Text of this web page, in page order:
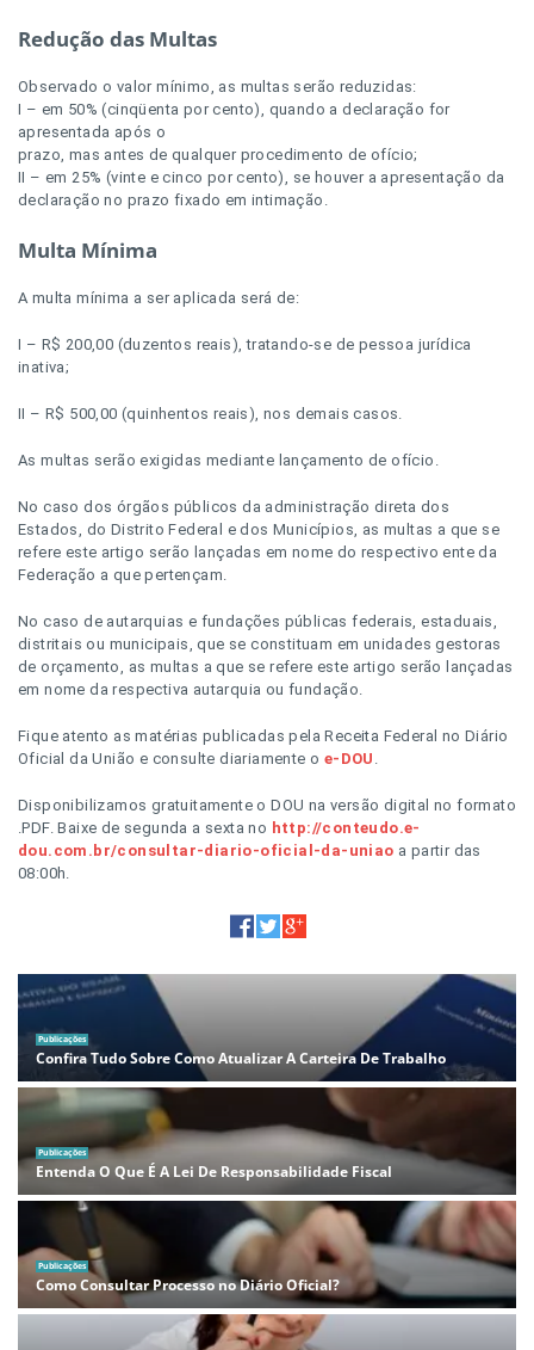
Redução das Multas
Observado o valor mínimo, as multas serão reduzidas:
I – em 50% (cinqüenta por cento), quando a declaração for
apresentada após o
prazo, mas antes de qualquer procedimento de ofício;
II – em 25% (vinte e cinco por cento), se houver a apresentação da
declaração no prazo fixado em intimação.
Multa Mínima
A multa mínima a ser aplicada será de:
I – R$ 200,00 (duzentos reais), tratando-se de pessoa jurídica
inativa;
II – R$ 500,00 (quinhentos reais), nos demais casos.
As multas serão exigidas mediante lançamento de ofício.
No caso dos órgãos públicos da administração direta dos
Estados, do Distrito Federal e dos Municípios, as multas a que se
refere este artigo serão lançadas em nome do respectivo ente da
Federação a que pertençam.
No caso de autarquias e fundações públicas federais, estaduais,
distritais ou municipais, que se constituam em unidades gestoras
de orçamento, as multas a que se refere este artigo serão lançadas
em nome da respectiva autarquia ou fundação.
Fique atento as matérias publicadas pela Receita Federal no Diário
Oficial da União e consulte diariamente o e-DOU
Disponibilizamos gratuitamente o DOU na versão digital no formato
.PDF. Baixe de segunda a sexta no http://conteudo.e-
dou.com.br/consultar-diario-oficial-da-uniao a partir das
08:00h.
Publicações
Confira Tudo Sobre Como Atualizar A Carteira De Trabalho
Publicações
Entenda O Que É A Lei De Responsabilidade Fiscal
Publicações
Como Consultar Processo no Diário Oficial?